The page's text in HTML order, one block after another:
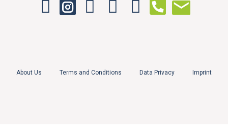
About Us Terms and Conditions Data Privacy Imprint